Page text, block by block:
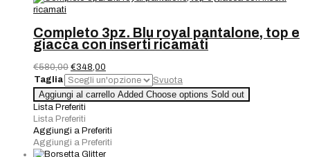
Completo 3pz. Blu royal pantalone, top e
giacca con inserti ricamati
€580,00 Il
prezzo
originale
era:
€580,00.
€348,00
prezzo
attuale
è:
Taglia
Svuota
Completo
3pz.
Blu
royal
pantalone,
top
Aggiungi al carrello Added Choose options Sold out
Lista Preferiti
Lista Preferiti
Aggiungi a Preferiti
Aggiungi a Preferiti